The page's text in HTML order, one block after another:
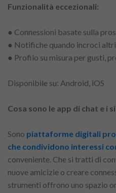
Funzionalità eccezionali:
● Connessioni basate sulla
● Notifiche quando incroci
● Profilo su misura per gusti,
Disponibile su: Android, iOS
Cosa sono le app di chat e i
Sono piattaforme digitali
che condividono interessi
conveniente. Che si tratti di
nuove amicizie o creare
strumenti offrono uno spazio